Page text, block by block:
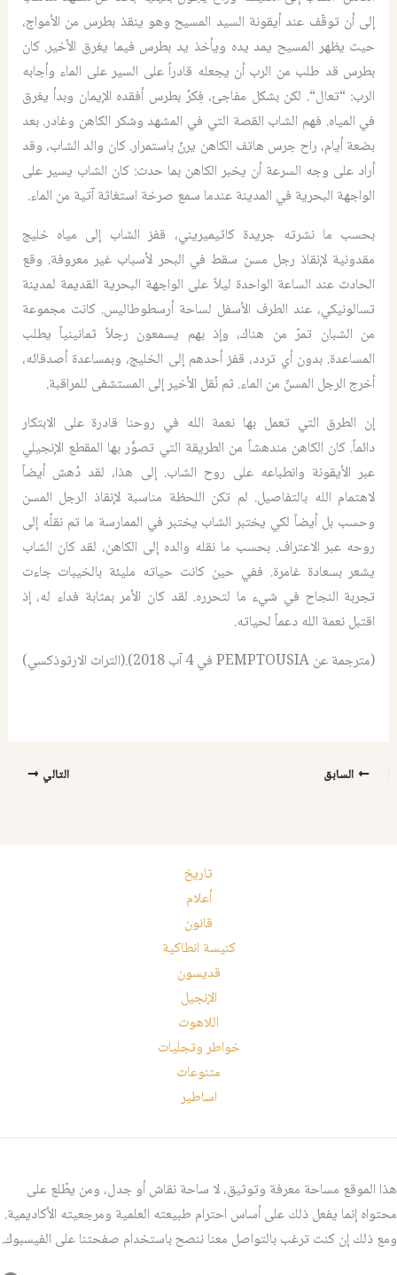
إلى أن توقّف عند أيقونة السيد المسيح وهو ينقذ بطرس من الأمواج،
حيث يظهر المسيح يمد يده ويأخذ يد بطرس فيما يغرق الأخير.كان
بطرس قد طلب من الرب أن يجعله قادراً على السير على الماء وأجابه
الرب: “تعال“. لكن بشكل مفاجئ، فِكرُ بطرس أفقده الإيمان وبدأ يغرق
في المياه. فهم الشاب القصة التي في المشهد وشكر الكاهن وغادر.بعد
بضعة أيام، راح جرس هاتف الكاهن يرنّ باستمرار.كان والد الشاب، وقد
أراد على وجه السرعة أن يخبر الكاهن بما حدث:كان الشاب يسير على
الواجهة البحرية في المدينة عندما سمع صرخة استغاثة آتية من الماء.
بحسب ما نشرته جريدة كاثيميريني، قفز الشاب إلى مياه خليج
مقدونية لإنقاذ رجل مسن سقط في البحر لأسباب غير معروفة. وقع
الحادث عند الساعة الواحدة ليلاً على الواجهة البحرية القديمة لمدينة
تسالونيكي، عند الطرف الأسفل لساحة أرسطوطاليس.كانت مجموعة
من الشبان تمرّ من هناك، وإذ بهم يسمعون رجلاً ثمانينياً يطلب
المساعدة. بدون أي تردد، قفز أحدهم إلى الخليج، وبمساعدة أصدقائه،
أخرج الرجل المسنّ من الماء. ثم نُقل الأخير إلى المستشفى للمراقبة.
إن الطرق التي تعمل بها نعمة الله في روحنا قادرة على الابتكار
دائماً. كان الكاهن مندهشاً من الطريقة التي تصور بها المقطع الإنجيلي
عبر الأيقونة وانطباعه على روح الشاب.إلى هذا، لقد دُهش أيضاً
لاهتمام الله بالتفاصيل. لم تكن اللحظة مناسبة لإنقاذ الرجل المسن
وحسب بل أيضاً لكي يختبر الشاب يختبر في الممارسة ما تم نقلُه إلى
روحه عبر الاعتراف.بحسب ما نقله والده إلى الكاهن، لقد كان الشاب
يشعر بسعادة غامرة. ففي حين كانت حياته مليئة بالخيبات جاءت
تجربة النجاح في شيء ما لتحرره. لقد كان الأمر بمثابة فداء له، إذ
اقتبل نعمة الله دعماً لحياته.
(مترجمة عنPEMPTOUSIAفي4آب2018).(التراث الارثوذكسي)
السابق التالي
تاريخ
أعلام
قانون
كنيسة انطاكية
قديسون
الإنجيل
اللاهوت
خواطر وتجليات
متنوعات
اساطير
هذا الموقع مساحة معرفة وتوثيق، لا ساحة نقاش أو جدل، ومن يطّلع على
محتواه إنما يفعل ذلك على أساس احترام طبيعته العلمية ومرجعيته الأكاديمية.
ومع ذلك إن كنت ترغب بالتواصل معنا ننصح باستخدام صفحتنا على الفيسبوك.